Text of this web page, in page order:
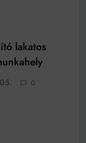
lakatos
0